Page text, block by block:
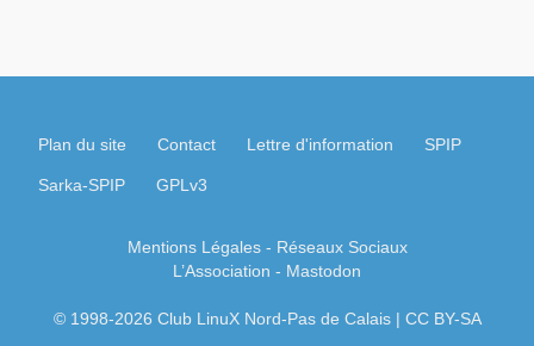
Mentions Légales- Réseaux Sociaux